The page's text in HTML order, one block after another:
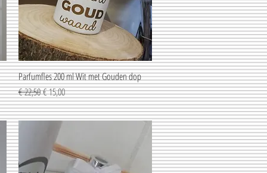
Snel overzicht
Parfumfles 200 ml Wit met Gouden dop
Normale prijs
€ 22,50Verkoopprijs
€ 15,00